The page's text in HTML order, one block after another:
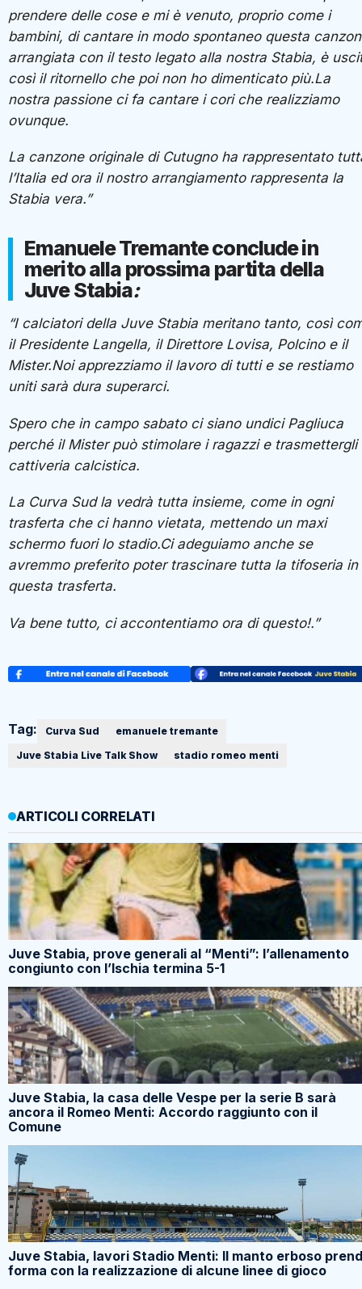
prendere delle cose e mi è venuto, proprio come i
bambini, di cantare in modo spontaneo questa
arrangiata con il testo legato alla nostra Stabia, è
così il ritornello che poi non ho dimenticato più.La
nostra passione ci fa cantare i cori che realizziamo
ovunque.
La canzone originale di Cutugno ha rappresentato
l’Italia ed ora il nostro arrangiamento rappresenta la
Stabia vera.”
Emanuele Tremante conclude in
merito alla prossima partita della
Juve Stabia:
“I calciatori della Juve Stabia meritano tanto, così
il Presidente Langella, il Direttore Lovisa, Polcino e il
Mister.Noi apprezziamo il lavoro di tutti e se restiamo
uniti sarà dura superarci.
Spero che in campo sabato ci siano undici Pagliuca
perché il Mister può stimolare i ragazzi e trasmettergli
cattiveria calcistica.
La Curva Sud la vedrà tutta insieme, come in ogni
trasferta che ci hanno vietata, mettendo un maxi
schermo fuori lo stadio.Ci adeguiamo anche se
avremmo preferito poter trascinare tutta la tifoseria in
questa trasferta.
Va bene tutto, ci accontentiamo ora di questo!.”
Tag: Curva Sud
emanuele tremante
Juve Stabia Live Talk Show
stadio romeo menti
ARTICOLI CORRELATI
Juve Stabia, prove generali al “Menti”: l’allenamento
congiunto con l’Ischia termina 5-1
Juve Stabia, la casa delle Vespe per la serie B sarà
ancora il Romeo Menti: Accordo raggiunto con il
Comune
Juve Stabia, lavori Stadio Menti: Il manto erboso
forma con la realizzazione di alcune linee di gioco